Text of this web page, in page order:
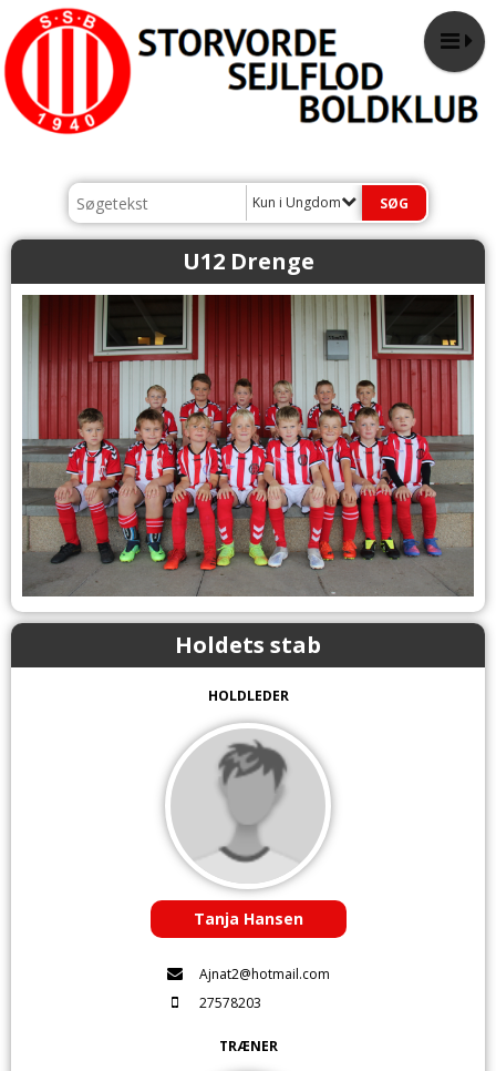
Kun i Ungdom
U12 Drenge
Holdets stab
HOLDLEDER
Tanja Hansen
Ajnat2@hotmail.com
27578203
TRÆNER